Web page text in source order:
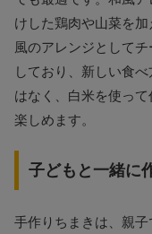
けした鶏肉や山菜を
風のアレンジとして
しており、新しい食
はなく、白米を使っ
楽しめます。
子どもと一緒に
手作りちまきは、親